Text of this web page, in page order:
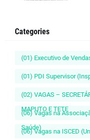
Categories
(01) Executivo de
(01) PDI Supervisor
(02) VAGAS –
MAPUTO E TETE
(06) Vagas na
Saúde)
(06) Vagas na ISCED